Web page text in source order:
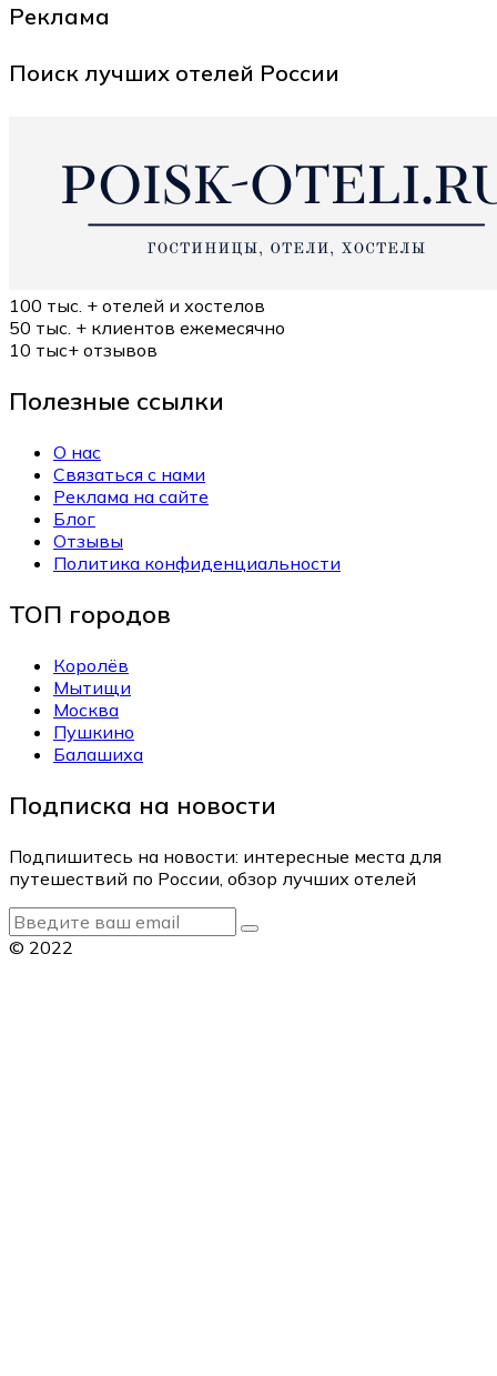
Реклама
Поиск лучших отелей России
100 тыс. + отелей и хостелов
50 тыс. + клиентов ежемесячно
10 тыс+ отзывов
Полезные ссылки
О нас
Связаться с нами
Реклама на сайте
Блог
Отзывы
Политика конфиденциальности
ТОП городов
Королёв
Мытищи
Москва
Пушкино
Балашиха
Подписка на новости
Подпишитесь на новости: интересные места для
путешествий по России, обзор лучших отелей
© 2022